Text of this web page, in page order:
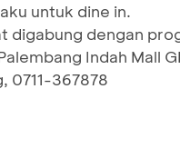
untuk dine in.
digabung dengan
Indah Mall
0711-367878